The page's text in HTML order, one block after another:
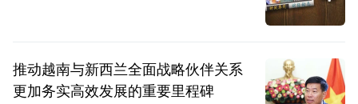
推动越南与新西兰全面战略伙伴关系
更加务实高效发展的重要里程碑